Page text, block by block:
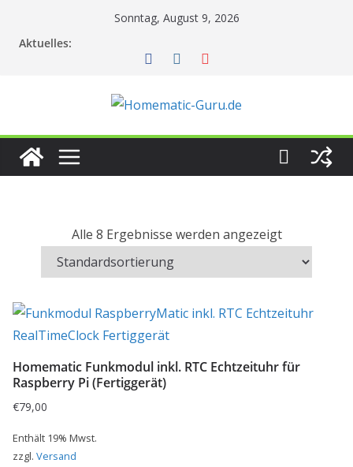
Sonntag, August 9, 2026
Aktuelles:
Alle 8 Ergebnisse werden angezeigt
Homematic Funkmodul inkl. RTC Echtzeituhr für
Raspberry Pi (Fertiggerät)
€79,00
Enthält 19% Mwst.
zzgl. Versand